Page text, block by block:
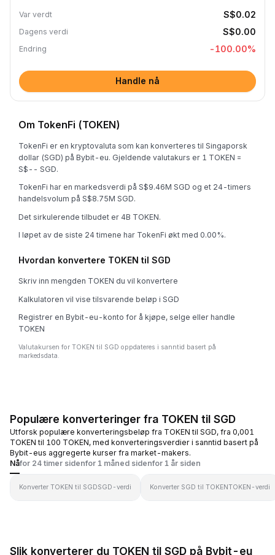
Var verdt S$0.02
Dagens verdi S$0.00
Endring -100.00%
Handle nå
Om TokenFi (TOKEN)
TokenFi er en kryptovaluta som kan konverteres til Singaporsk
dollar (SGD) på Bybit-eu. Gjeldende valutakurs er 1 TOKEN =
S$-- SGD.
TokenFi har en markedsverdi på S$9.46M SGD og et 24-timers
handelsvolum på S$8.75M SGD.
Det sirkulerende tilbudet er 4B TOKEN.
I løpet av de siste 24 timene har TokenFi økt med 0.00%.
Hvordan konvertere TOKEN til SGD
Skriv inn mengden TOKEN du vil konvertere
Kalkulatoren vil vise tilsvarende beløp i SGD
Registrer en Bybit-eu-konto for å kjøpe, selge eller handle
TOKEN
Valutakursen for TOKEN til SGD oppdateres i sanntid basert på
markedsdata.
Populære konverteringer fra TOKEN til SGD
Utforsk populære konverteringsbeløp fra TOKEN til SGD, fra 0,001
TOKEN til 100 TOKEN, med konverteringsverdier i sanntid basert på
Bybit-eus aggregerte kurser fra market-makers.
Nåfor 24 timer sidenfor 1 måned sidenfor 1 år siden
Konverter TOKEN til SGDSGD-verdi Konverter SGD til TOKENTOKEN-verdi
Slik konverterer du TOKEN til SGD på Bybit-eu